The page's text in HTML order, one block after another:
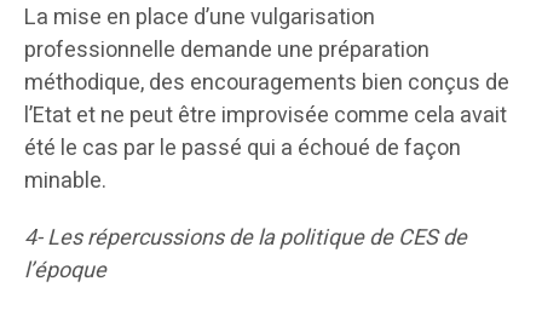
La mise en place d’une vulgarisation
professionnelle demande une préparation
méthodique, des encouragements bien conçus de
l’Etat et ne peut être improvisée comme cela avait
été le cas par le passé qui a échoué de façon
minable.
4- Les répercussions de la politique de CES de
l’époque